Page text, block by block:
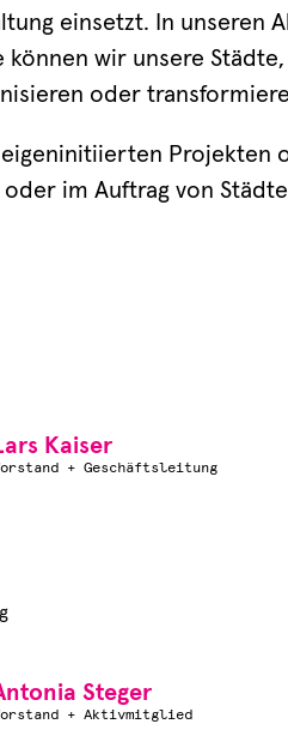
einsetzt. In unseren
können wir unsere
oder
Projekten
im Auftrag von
Kaiser
+ Geschäftsleitung
Steger
+ Aktivmitglied